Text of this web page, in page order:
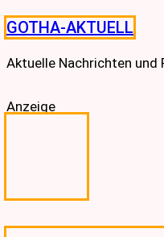
Skip
to
content
GOTHA-AKTUELL
Aktuelle Nachrichten und
Anzeige